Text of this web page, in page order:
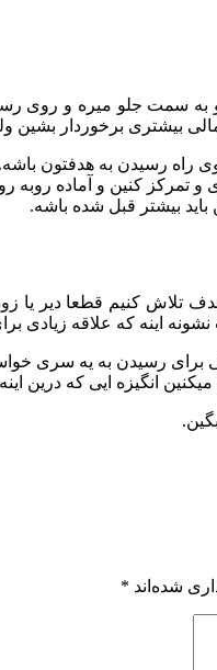
سمت جلو میره و روی
بیشتری برخوردار
راه رسیدن به هدفتون باشه.
تمرکز کنین و آماده روبه
بیشتر قبل شده باشه.
کنیم قطعا دیر یا
اینه که علاقه زیادی
برای رسیدن به یه
انگیزه ایی که درین
شده‌اند *